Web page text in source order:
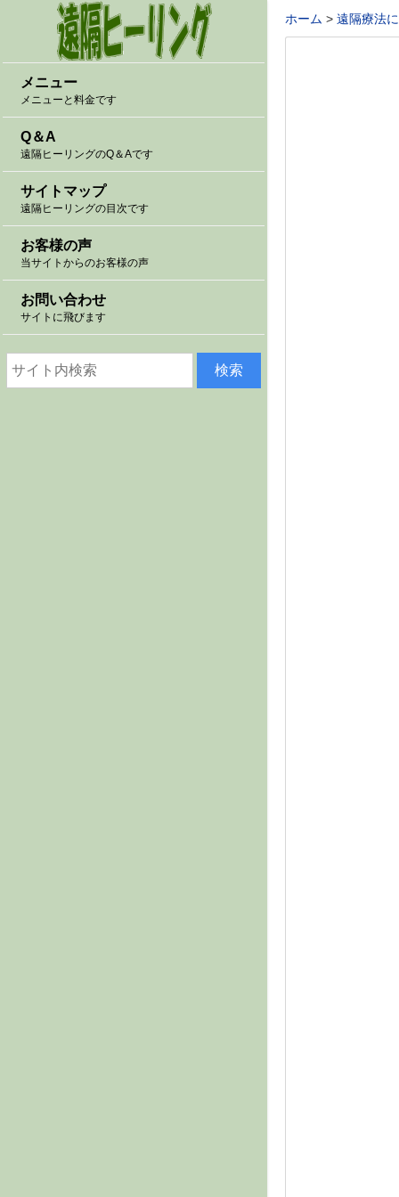
メニュー
メニューと料金です
Q＆A
遠隔ヒーリングのQ＆Aです
サイトマップ
遠隔ヒーリングの目次です
お客様の声
当サイトからのお客様の声
お問い合わせ
サイトに飛びます
ホーム 遠隔療法